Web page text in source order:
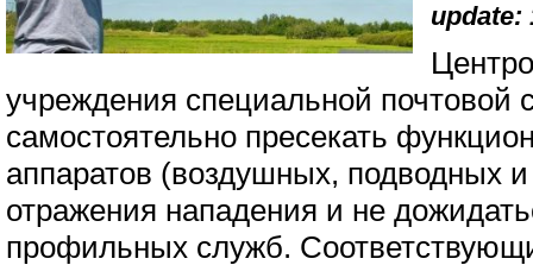
update:
учреждения специальной почтовой
самостоятельно пресекать
аппаратов (воздушных, подводных
отражения нападения и не
профильных служб.